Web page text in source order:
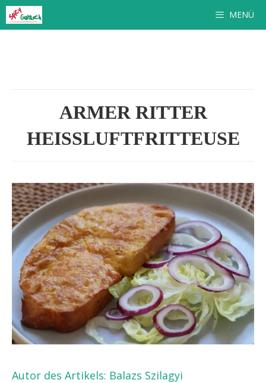
Zum
Inhalt
MENÜ
ARMER RITTER
HEISSLUFTFRITTEUSE
Autor des Artikels: Balazs Szilagyi